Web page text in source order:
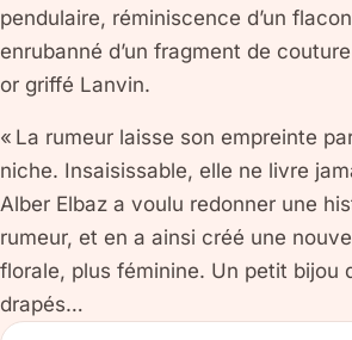
pendulaire, réminiscence d’un
enrubanné d’un fragment de
or griffé Lanvin.
« La rumeur laisse son empreinte
niche. Insaisissable, elle ne livre
Alber Elbaz a voulu redonner une
rumeur, et en a ainsi créé une
florale, plus féminine. Un petit bijou
drapés…